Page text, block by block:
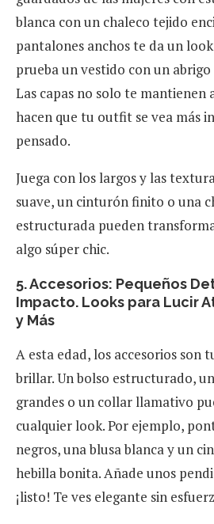
blanca con un chaleco tejido
pantalones anchos te da un
prueba un vestido con un
Las capas no solo te mantienen
hacen que tu outfit se vea más
pensado.
Juega con los largos y las
suave, un cinturón finito o una
estructurada pueden
algo súper chic.
5. Accesorios: Pequeños
Impacto. Looks para Lucir
y Más
A esta edad, los accesorios son
brillar. Un bolso estructurado,
grandes o un collar llamativo
cualquier look. Por ejemplo,
negros, una blusa blanca y un
hebilla bonita. Añade unos
¡listo! Te ves elegante sin